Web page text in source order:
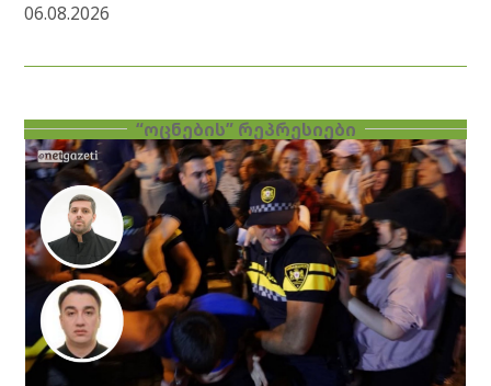
06.08.2026
“ᲝᲪᲜᲔᲑᲘᲡ” ᲠᲔᲞᲠᲔᲡᲘᲔᲑᲘ